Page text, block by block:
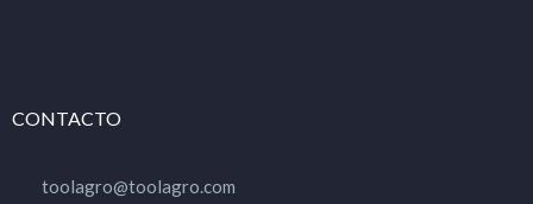
CONTACTO
toolagro@toolagro.com